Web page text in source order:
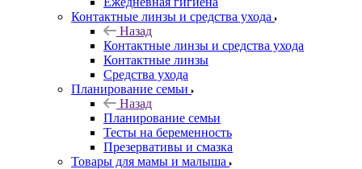
Контактные линзы и средства ухода
Назад
Контактные линзы и средства ухода
Контактные линзы
Средства ухода
Планирование семьи
Назад
Планирование семьи
Тесты на беременность
Презервативы и смазка
Товары для мамы и малыша